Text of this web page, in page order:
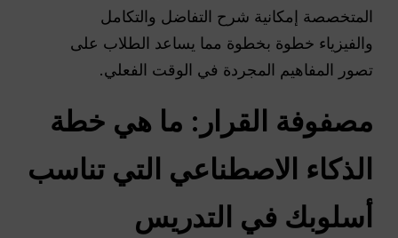
المتخصصة إمكانية شرح التفاضل والتكامل
والفيزياء خطوة بخطوة مما يساعد الطلاب على
تصور المفاهيم المجردة في الوقت الفعلي.
مصفوفة القرار: ما هي خطة
الذكاء الاصطناعي التي تناسب
أسلوبك في التدريس